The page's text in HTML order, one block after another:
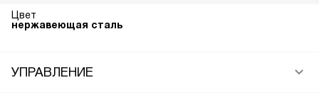
Цвет
нержавеющая сталь
УПРАВЛЕНИЕ